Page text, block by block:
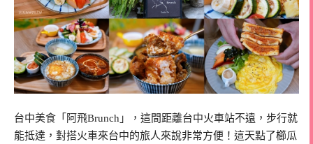
台中美食「阿飛Brunch」，這間距離台中火車站不遠，步行就
能抵達，對搭火車來台中的旅人來說非常方便！這天點了櫛瓜